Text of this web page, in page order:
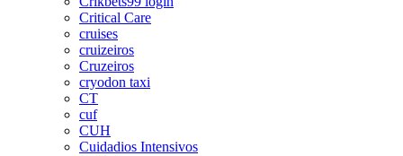
Critical Care
cruises
cruizeiros
Cruzeiros
cryodon taxi
CT
cuf
CUH
Cuidadios Intensivos